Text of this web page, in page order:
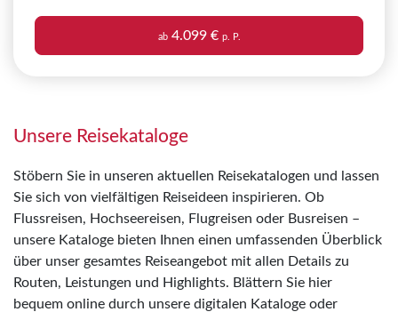
ab4.099 € p. P.
Unsere Reisekataloge
Stöbern Sie in unseren aktuellen Reisekatalogen und lassen
Sie sich von vielfältigen Reiseideen inspirieren. Ob
Flussreisen, Hochseereisen, Flugreisen oder Busreisen –
unsere Kataloge bieten Ihnen einen umfassenden Überblick
über unser gesamtes Reiseangebot mit allen Details zu
Routen, Leistungen und Highlights. Blättern Sie hier
bequem online durch unsere digitalen Kataloge oder